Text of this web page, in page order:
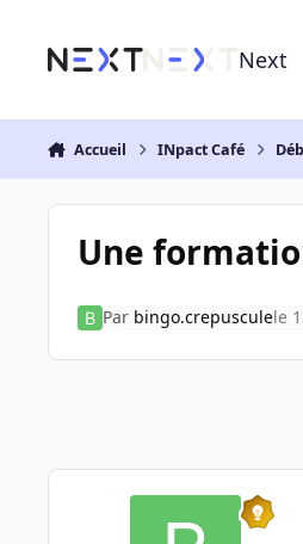
Next
Accueil INpact Café
Une
Par bingo.crepusculele